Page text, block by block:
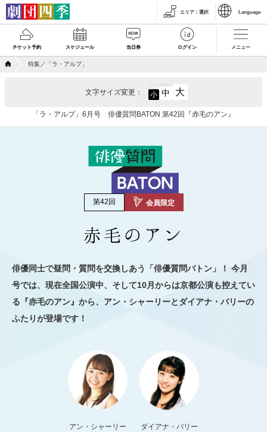
エリア ： 選択 Language
チケット予約 スケジュール 当日券 ログイン メニュー
特集／「ラ・アルプ」
「ラ・アルプ」6月号 俳優質問BATON 第42回『赤毛のアン』
文字サイズ変更： 小 中 大
第42回 会員限定
赤毛のアン
俳優同士で疑問・質問を交換しあう「俳優質問バトン」！ 今月
号では、現在全国公演中、そして10月からは京都公演も控えてい
る『赤毛のアン』から、アン・シャーリーとダイアナ・バリーの
ふたりが登場です！
アン・シャーリー
ダイアナ・バリー